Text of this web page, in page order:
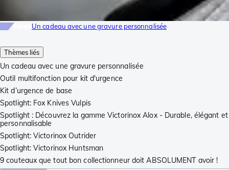
Thèmes liés
Un cadeau avec une gravure personnalisée
Outil multifonction pour kit d'urgence
Kit d’urgence de base
Spotlight: Fox Knives Vulpis
Spotlight : Découvrez la gamme Victorinox Alox - Durable, élégant et
personnalisable
Spotlight: Victorinox Outrider
Spotlight: Victorinox Huntsman
9 couteaux que tout bon collectionneur doit ABSOLUMENT avoir !
Un cadeau avec une gravure personnalisée